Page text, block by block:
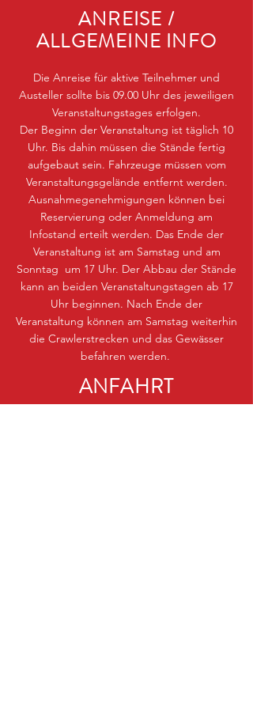
ANREISE /
ALLGEMEINE INFO
Die Anreise für aktive Teilnehmer und
Austeller sollte bis 09.00 Uhr des jeweiligen
Veranstaltungstages erfolgen.
Der Beginn der Veranstaltung ist täglich 10
Uhr. Bis dahin müssen die Stände fertig
aufgebaut sein. Fahrzeuge müssen vom
Veranstaltungsgelände entfernt werden.
Ausnahmegenehmigungen können bei
Reservierung oder Anmeldung am
Infostand erteilt werden. Das Ende der
Veranstaltung ist am Samstag und am
Sonntag um 17 Uhr. Der Abbau der Stände
kann an beiden Veranstaltungstagen ab 17
Uhr beginnen. Nach Ende der
Veranstaltung können am Samstag weiterhin
die Crawlerstrecken und das Gewässer
befahren werden.
ANFAHRT